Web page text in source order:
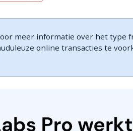
meer informatie over het type
online transacties te